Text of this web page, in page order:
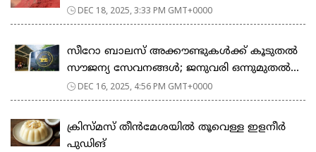
DEC 18, 2025, 3:33 PM GMT+0000
സീറോ ബാലസ് അക്കൗണ്ടുകൾക്ക് കൂടുതൽ
സൗജന്യ സേവനങ്ങൾ; ജനുവരി ഒന്നുമുതൽ...
DEC 16, 2025, 4:56 PM GMT+0000
ക്രിസ്മസ് തീൻമേശയിൽ തൂവെള്ള ഇളനീർ
പുഡിങ്